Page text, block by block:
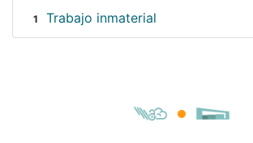
1 Trabajo inmaterial